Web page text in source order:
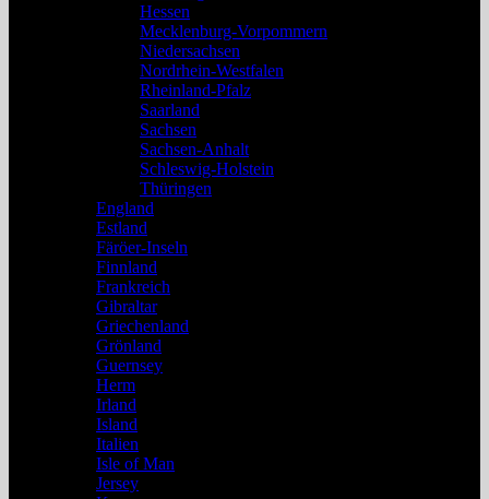
Hessen
Mecklenburg-Vorpommern
Niedersachsen
Nordrhein-Westfalen
Rheinland-Pfalz
Saarland
Sachsen
Sachsen-Anhalt
Schleswig-Holstein
Thüringen
England
Estland
Färöer-Inseln
Finnland
Frankreich
Gibraltar
Griechenland
Grönland
Guernsey
Herm
Irland
Island
Italien
Isle of Man
Jersey